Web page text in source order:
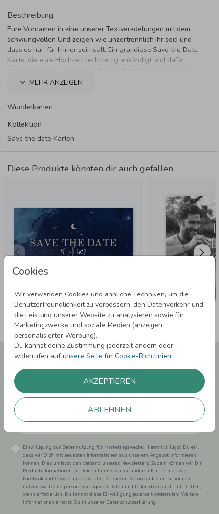
Cookies
Wir verwenden Cookies und ähnliche Techniken, um die
Benutzerfreundlichkeit zu verbessern, den Datenverkehr und
die Leistung unserer Website zu analysieren sowie für
Marketingzwecke und soziale Medien (anzeigen
personalisierter Werbung).
Du kannst deine Zustimmung jederzeit ändern oder
widerrufen aufunsere Seite für Cookie-Richtlinien.
AKZEPTIEREN
ABLEHNEN
Beschreibung
Eure Vornamen in eine unserer Textveredelungen mit dem
schwungvollen Und zeigen wie unzertrennlich ihr seid und
dass es nun für Immer sein soll. Ein grandiose Save the Date
Karte, die eure Hochzeit rechtzeitig ankündigt und dafür
eurer Liebsten wird.
MEHR ANZEIGEN
Wunderkarten
Kollektion
Save the date Karten
Diese Produkte könnten dir auch gefallen
Newsletter abonnieren und 5,00 € Rabatt**
Melde Dich zu unserem Newsletter an und bleibe auf dem
Laufenden.
Einwilligung zur Datennutzung für Marketingzwecke: Hiermit willigst Du ein,
dass wir Dich mit neuesten Informationen aus unserem Angebot informieren
können. Dies umfasst den Versand unseres Newsletters. Zudem können wir Dir
Produktinformationen zu Deinen Interessen auf anderen Plattformen wie
Facebook und Google anzeigen. Um Dir diesen Service anbieten zu können,
nutzen wir Deine personenbezogenen Daten und teilen diese auch mit Dritten,
wenn erforderlich. Du kannst diese Einwilligung jederzeit widerrufen. Weitere
Informationen erhätst Du in unserer Datenschutzerklärung.